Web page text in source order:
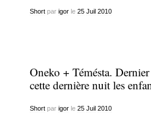
Shortpar igorle 25 Juil 2010
Oneko + Témésta.
cette dernière nuit les
Shortpar igorle 25 Juil 2010